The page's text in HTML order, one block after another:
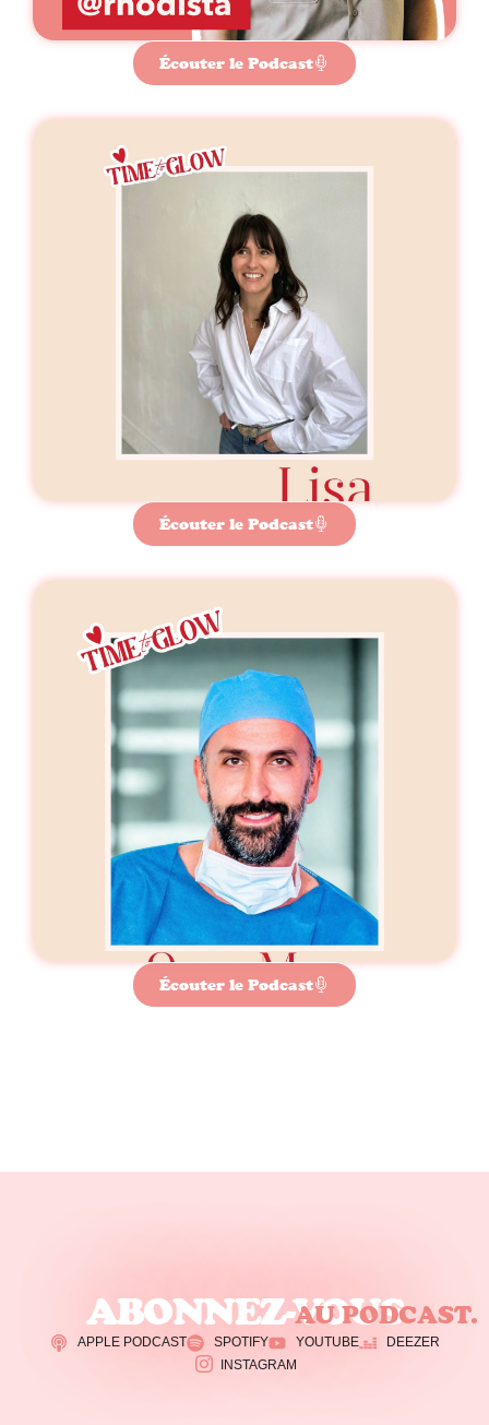
Écouter le Podcast
Écouter le Podcast
Écouter le Podcast
ABONNEZ-VOUS
AU PODCAST.
APPLE PODCAST SPOTIFY YOUTUBE
DEEZER
INSTAGRAM